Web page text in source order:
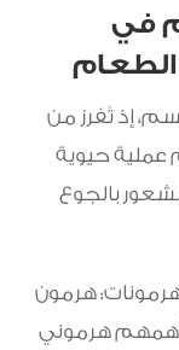
في
الطعام
إذ تُفرز من
عملية حيوية
بالجوع
في الشعور بالجوع والشبع 9 هرمونات: هرمون
وأهمهم هرموني